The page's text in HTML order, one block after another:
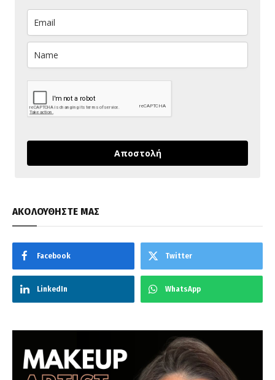
Αποστολή
ΑΚΟΛΟΥΘΗΣΤΕ ΜΑΣ
Facebook Twitter
LinkedIn WhatsApp